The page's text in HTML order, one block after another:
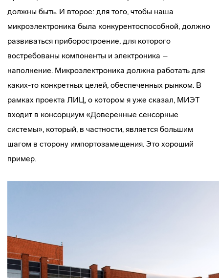
должны быть. И второе: для того, чтобы наша
микроэлектроника была конкурентоспособной, должно
развиваться приборостроение, для которого
востребованы компоненты и электроника –
наполнение. Микроэлектроника должна работать для
каких-то конкретных целей, обеспеченных рынком. В
рамках проекта ЛИЦ, о котором я уже сказал, МИЭТ
входит в консорциум «Доверенные сенсорные
системы», который, в частности, является большим
шагом в сторону импортозамещения. Это хороший
пример.